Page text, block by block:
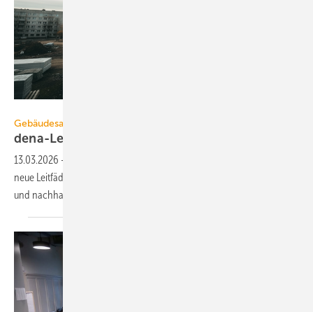
Gebäudesanierung
dena-Leitfäden für serielle
13.03.2026 -
neue Leitfäden bereit, um energetische Sanierungsprojekte effizienter
und nachhaltiger zu planen und